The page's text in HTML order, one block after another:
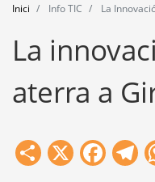
Agenda
Formació
Eines
Inici Info TIC La
La
aterra a
Share
X